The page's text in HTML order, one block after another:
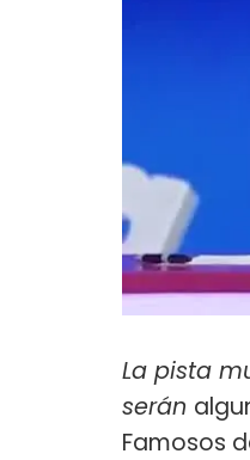
La pista
serán
Famosos